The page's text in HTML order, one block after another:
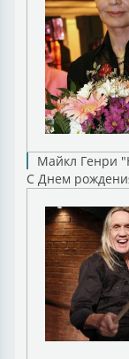
Майкл Генри
С Днем